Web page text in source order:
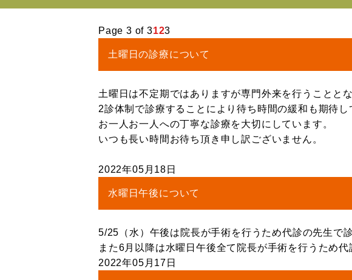
Page 3 of 3123
土曜日の診療について
土曜日は不定期ではありますが専門外来を行うこととな
2診体制で診療することにより待ち時間の緩和も期待し
お一人お一人への丁寧な診療を大切にしています。
いつも長い時間お待ち頂き申し訳ございません。
2022年05月18日
水曜日午後について
5/25（水）午後は院長が手術を行うため代診の先生で
また6月以降は水曜日午後全て院長が手術を行うため
2022年05月17日